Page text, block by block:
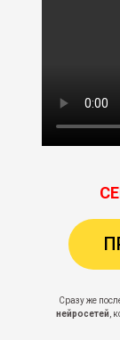
Сразу же
нейросетей ,